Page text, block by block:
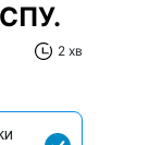
2 хв